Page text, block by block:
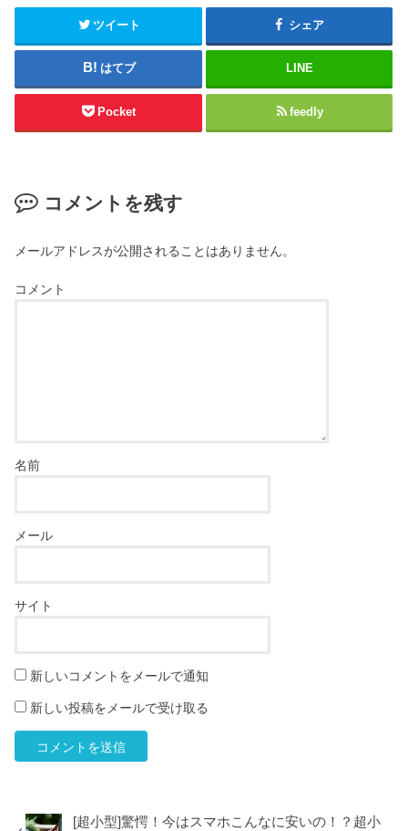
ツイート シェア
はてブ LINE
Pocket feedly
コメントを残す
メールアドレスが公開されることはありません。
コメント
名前
メール
サイト
新しいコメントをメールで通知
新しい投稿をメールで受け取る
[超小型]驚愕！今はスマホこんなに安いの！？超小